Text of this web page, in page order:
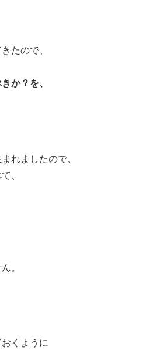
たので、
か？を、
れましたので、
、
。
くように